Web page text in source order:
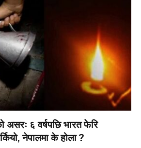
असरः ६ वर्षपछि भारत फेरि
नेपालमा के होला ?